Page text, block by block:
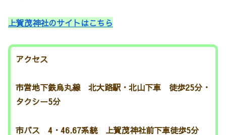
上賀茂神社のサイトはこちら
アクセス
市営地下鉄烏丸線 北大路駅・北山下車 徒歩25分・
タクシー5分
市バス 4・46.67系統 上賀茂神社前下車徒歩5分